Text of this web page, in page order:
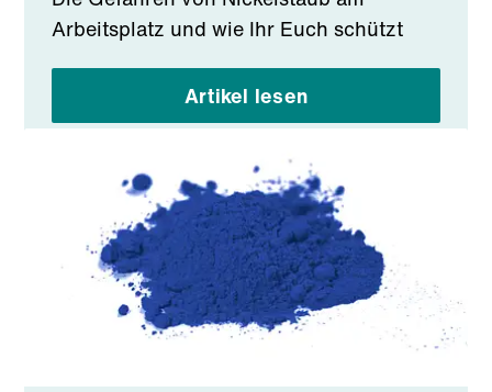
Arbeitsplatz und wie Ihr Euch schützt
Artikel lesen